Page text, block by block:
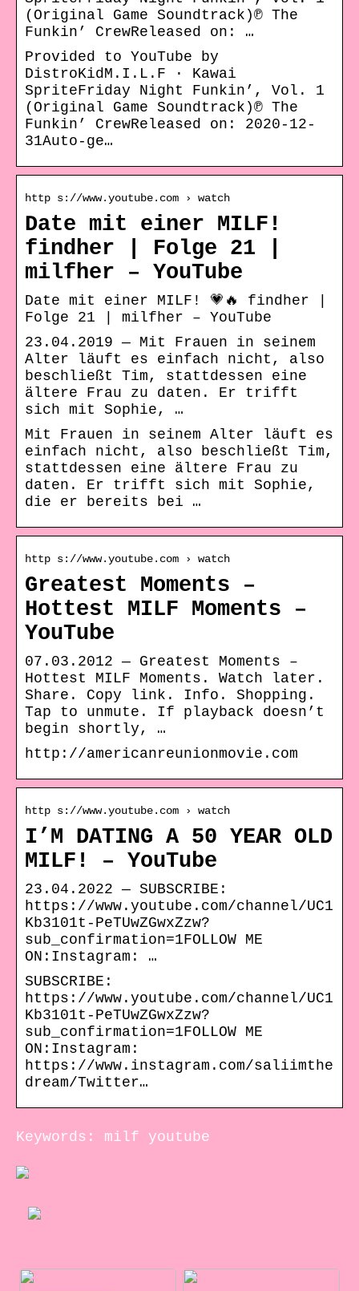
(Original Game Soundtrack)℗ The
Funkin’ CrewReleased on: …
Provided to YouTube by
DistroKidM.I.L.F · Kawai
SpriteFriday Night Funkin’, Vol. 1
(Original Game Soundtrack)℗ The
Funkin’ CrewReleased on: 2020-12-
31Auto-ge…
http s://www.youtube.com › watch
Date mit einer MILF!
findher | Folge 21 |
milfher – YouTube
Date mit einer MILF! 💗🔥 findher |
Folge 21 | milfher – YouTube
23.04.2019 — Mit Frauen in seinem
Alter läuft es einfach nicht, also
beschließt Tim, stattdessen eine
ältere Frau zu daten. Er trifft
sich mit Sophie, …
Mit Frauen in seinem Alter läuft es
einfach nicht, also beschließt Tim,
stattdessen eine ältere Frau zu
daten. Er trifft sich mit Sophie,
die er bereits bei …
http s://www.youtube.com › watch
Greatest Moments –
Hottest MILF Moments –
YouTube
07.03.2012 — Greatest Moments –
Hottest MILF Moments. Watch later.
Share. Copy link. Info. Shopping.
Tap to unmute. If playback doesn’t
begin shortly, …
http://americanreunionmovie.com
http s://www.youtube.com › watch
I’M DATING A 50 YEAR OLD
MILF! – YouTube
23.04.2022 — SUBSCRIBE:
https://www.youtube.com/channel/UC1
Kb3101t-PeTUwZGwxZzw?
sub_confirmation=1FOLLOW ME
ON:Instagram: …
SUBSCRIBE:
https://www.youtube.com/channel/UC1
Kb3101t-PeTUwZGwxZzw?
sub_confirmation=1FOLLOW ME
ON:Instagram:
https://www.instagram.com/saliimthe
dream/Twitter…
Keywords: milf youtube